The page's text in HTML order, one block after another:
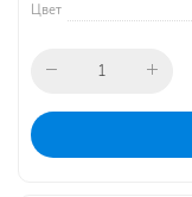
Цвет